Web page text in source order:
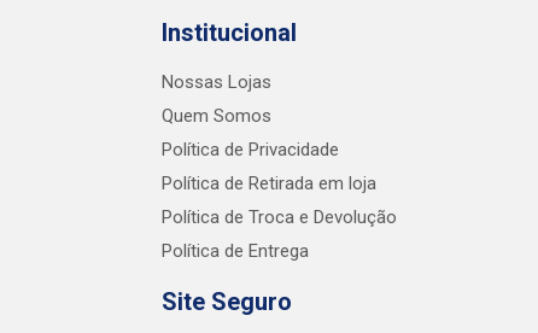
Institucional
Nossas Lojas
Quem Somos
Política de Privacidade
Política de Retirada em loja
Política de Troca e Devolução
Política de Entrega
Site Seguro